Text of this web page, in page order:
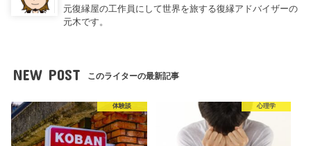
元復縁屋の工作員にして世界を旅する復縁アドバイザーの
元木です。
NEW POST このライターの最新記事
体験談 心理学